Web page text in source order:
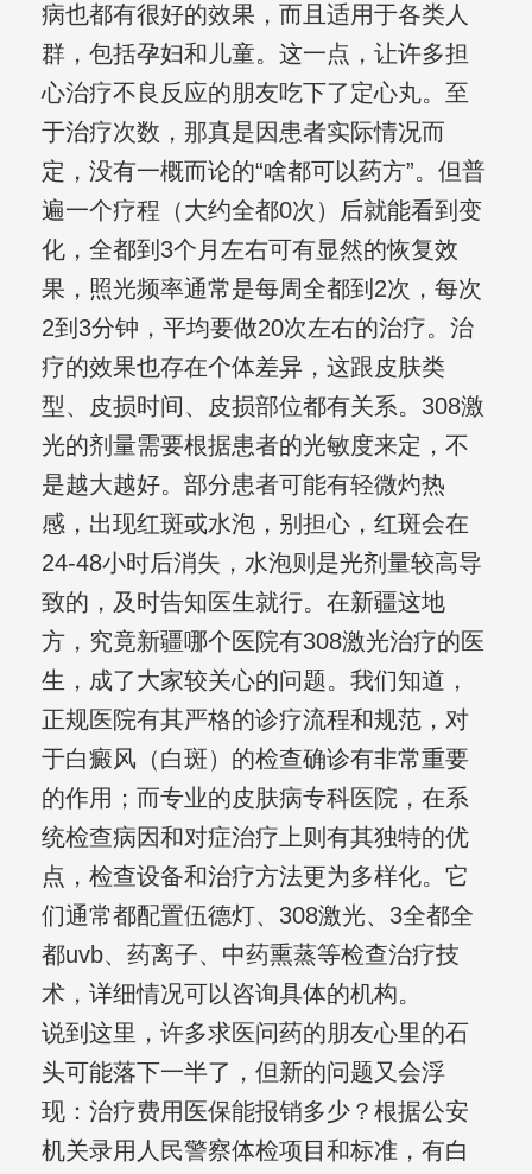
病也都有很好的效果，而且适用于各类人
群，包括孕妇和儿童。这一点，让许多担
心治疗不良反应的朋友吃下了定心丸。至
于治疗次数，那真是因患者实际情况而
定，没有一概而论的“啥都可以药方”。但普
遍一个疗程（大约全都0次）后就能看到变
化，全都到3个月左右可有显然的恢复效
果，照光频率通常是每周全都到2次，每次
2到3分钟，平均要做20次左右的治疗。治
疗的效果也存在个体差异，这跟皮肤类
型、皮损时间、皮损部位都有关系。308激
光的剂量需要根据患者的光敏度来定，不
是越大越好。部分患者可能有轻微灼热
感，出现红斑或水泡，别担心，红斑会在
24-48小时后消失，水泡则是光剂量较高导
致的，及时告知医生就行。在新疆这地
方，究竟新疆哪个医院有308激光治疗的医
生，成了大家较关心的问题。我们知道，
正规医院有其严格的诊疗流程和规范，对
于白癜风（白斑）的检查确诊有非常重要
的作用；而专业的皮肤病专科医院，在系
统检查病因和对症治疗上则有其独特的优
点，检查设备和治疗方法更为多样化。它
们通常都配置伍德灯、308激光、3全都全
都uvb、药离子、中药熏蒸等检查治疗技
术，详细情况可以咨询具体的机构。
说到这里，许多求医问药的朋友心里的石
头可能落下一半了，但新的问题又会浮
现：治疗费用医保能报销多少？根据公安
机关录用人民警察体检项目和标准，有白